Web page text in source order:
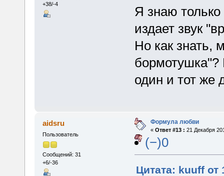
+38/-4
Я знаю только
издает звук
Но как знать,
бормотушка"?
один и тот же
aidsru
Пользователь
Сообщений: 31
+6/-36
Формула любви
« Ответ #13 : 21 Декабря
(−)0
Цитата: kuuff от